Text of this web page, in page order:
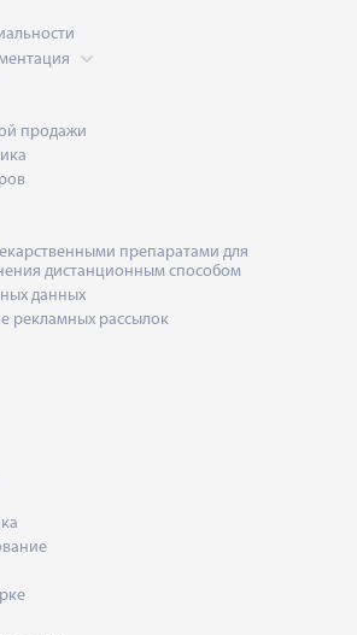
продажи
препаратами для
дистанционным способом
данных
рекламных рассылок